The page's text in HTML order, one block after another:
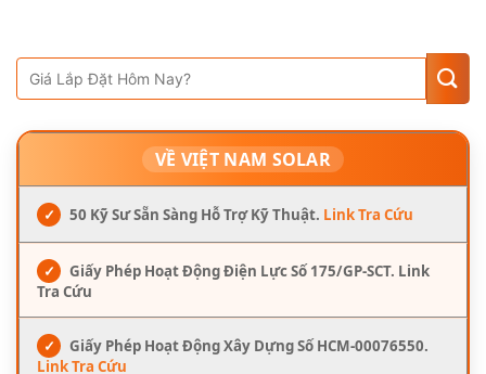
VỀ VIỆT NAM SOLAR
✓ 50 Kỹ Sư Sẵn Sàng Hỗ Trợ Kỹ Thuật. Link Tra Cứu
✓
Giấy Phép Hoạt Động Điện Lực Số 175/GP-SCT. Link
Tra Cứu
✓
Giấy Phép Hoạt Động Xây Dựng Số HCM-00076550.
Link Tra Cứu